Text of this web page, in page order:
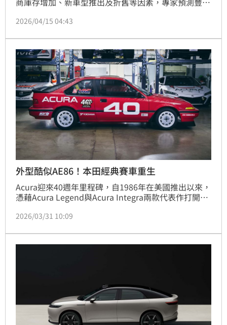
Hybrid、克萊斯勒Pacifica Hybrid與起亞Sportage
尋求經濟實惠購車方案的中產階級及退休人士來說，是
節省數千美元的絕佳機會。隨著汽車動力系統技術普及
2026/04/15 04:43
外型酷似AE86！本田經典賽車重生
Acura迎來40週年里程碑，自1986年在美國推出以來，
憑藉Acura Legend與Acura Integra兩款代表作打開市
攻北美市場，也累積不少性能與賽車迷的支持。
2026/03/31 10:09